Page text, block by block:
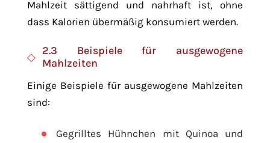
Mahlzeit sättigend und nahrhaft ist, ohne
dass Kalorien übermäßig konsumiert werden.
2.3 Beispiele für ausgewogene
Mahlzeiten
Einige Beispiele für ausgewogene Mahlzeiten
sind:
Gegrilltes Hühnchen mit Quinoa und